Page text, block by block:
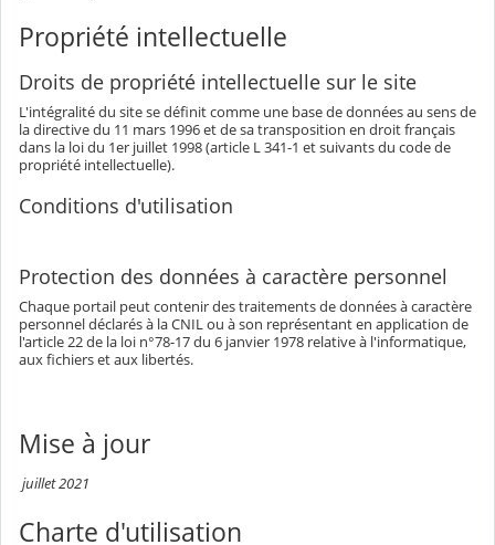
Propriété intellectuelle
Droits de propriété intellectuelle sur le site
L'intégralité du site se définit comme une base de données au sens de
la directive du 11 mars 1996 et de sa transposition en droit français
dans la loi du 1er juillet 1998 (article L 341-1 et suivants du code de
propriété intellectuelle).
Conditions d'utilisation
Protection des données à caractère personnel
Chaque portail peut contenir des traitements de données à caractère
personnel déclarés à la CNIL ou à son représentant en application de
l'article 22 de la loi n°78-17 du 6 janvier 1978 relative à l'informatique,
aux fichiers et aux libertés.
Mise à jour
juillet 2021
Charte d'utilisation